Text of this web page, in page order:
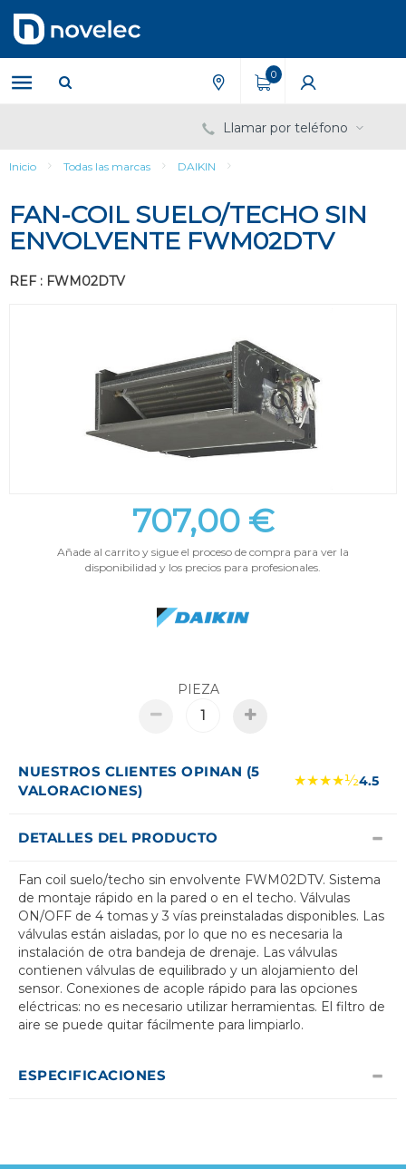
contenido
menú
de
navegación
0
Llamar por teléfono
Inicio Todas las marcas DAIKIN
FAN-COIL SUELO/TECHO SIN
ENVOLVENTE FWM02DTV
REF : FWM02DTV
707,00 €
Añade al carrito y sigue el proceso de compra para ver la
disponibilidad y los precios para profesionales.
PIEZA
NUESTROS CLIENTES OPINAN (5
VALORACIONES)
★★★★½4.5
DETALLES DEL PRODUCTO
Fan coil suelo/techo sin envolvente FWM02DTV. Sistema
de montaje rápido en la pared o en el techo. Válvulas
ON/OFF de 4 tomas y 3 vías preinstaladas disponibles. Las
válvulas están aisladas, por lo que no es necesaria la
instalación de otra bandeja de drenaje. Las válvulas
contienen válvulas de equilibrado y un alojamiento del
sensor. Conexiones de acople rápido para las opciones
eléctricas: no es necesario utilizar herramientas. El filtro de
aire se puede quitar fácilmente para limpiarlo.
ESPECIFICACIONES